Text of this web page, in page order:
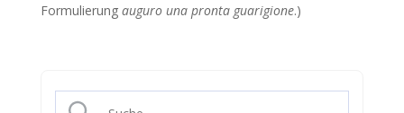
Formulierung auguro una pronta guarigione.)